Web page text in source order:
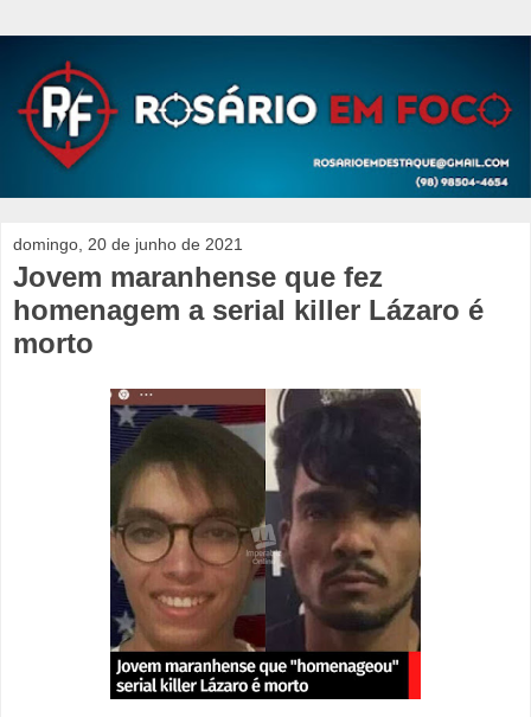
domingo, 20 de junho de 2021
Jovem maranhense que fez
homenagem a serial killer Lázaro é
morto